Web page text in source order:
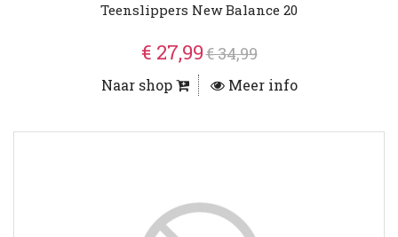
Teenslippers New Balance 20
€ 27,99€ 34,99
Naar shop Meer info